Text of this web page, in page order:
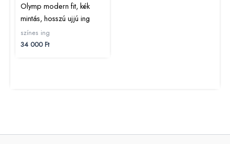
Olymp modern fit, kék
mintás, hosszú ujjú ing
színes ing
34 000Ft